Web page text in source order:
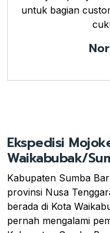
untuk bagian
Ekspedisi
Waikabubak/
Kabupaten Sumba
provinsi Nusa
berada di Kota
pernah mengalami